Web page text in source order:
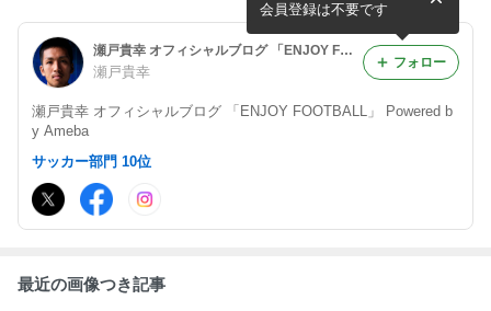
瀬戸貴幸 オフィシャルブログ 「ENJOY FOOTBALL」 Powered by Ameba
瀬戸貴幸
瀬戸貴幸 オフィシャルブログ 「ENJOY FOOTBALL」 Powered b
y Ameba
会員登録は不要です
フォロー
サッカー部門 10位
最近の画像つき記事